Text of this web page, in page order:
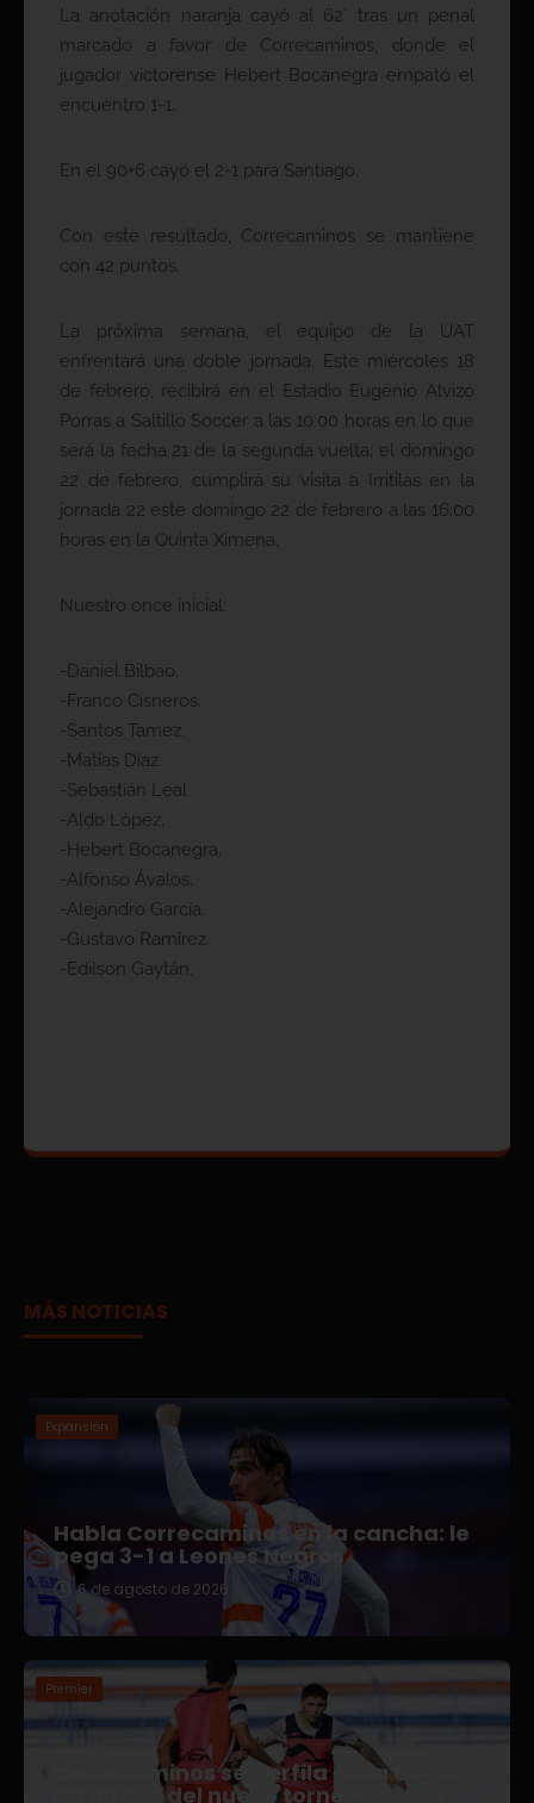
La anotación naranja cayó al 62’ tras un penal
marcado a favor de Correcaminos, donde el
jugador victorense Hebert Bocanegra empató el
encuentro 1-1.
En el 90+6 cayó el 2-1 para Santiago.
Con este resultado, Correcaminos se mantiene
con 42 puntos.
La próxima semana, el equipo de la UAT
enfrentará una doble jornada. Este miércoles 18
de febrero, recibirá en el Estadio Eugenio Alvizo
Porras a Saltillo Soccer a las 10:00 horas en lo que
será la fecha 21 de la segunda vuelta; el domingo
22 de febrero, cumplirá su visita a Irritilas en la
jornada 22 este domingo 22 de febrero a las 16:00
horas en la Quinta Ximena.
Nuestro once inicial:
-Daniel Bilbao.
-Franco Cisneros.
-Santos Tamez.
-Matías Díaz.
-Sebastián Leal.
-Aldo López.
-Hebert Bocanegra.
-Alfonso Ávalos.
-Alejandro García.
-Gustavo Ramírez.
-Edilson Gaytán.
MÁS NOTICIAS
Expansión
Habla Correcaminos en la cancha: le
pega 3-1 a Leones Negros
6 de agosto de 2026
Premier
Correcaminos se perfila para el
arranque del nuevo torneo en Liga